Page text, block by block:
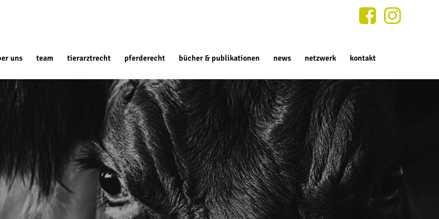
uns team tierarztrecht pferderecht bücher & publikationen news netzwerk kontakt